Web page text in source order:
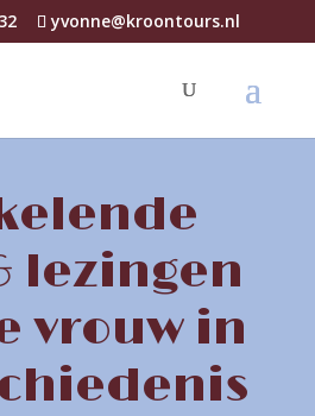
yvonne@kroontours.nl
lezingen
vrouw in